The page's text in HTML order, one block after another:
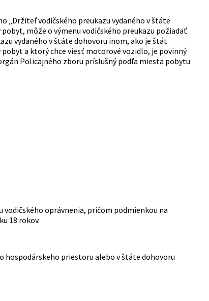
„Držiteľ vodičského preukazu vydaného v štáte
môže o výmenu vodičského preukazu požiadať
vydaného v štáte dohovoru inom, ako je štát
a ktorý chce viesť motorové vozidlo, je povinný
Policajného zboru príslušný podľa miesta pobytu
oprávnenia, pričom podmienkou na
18 rokov.
hospodárskeho priestoru alebo v štáte dohovoru